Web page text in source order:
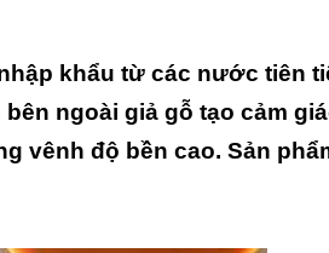
khẩu từ các nước tiên
ngoài giả gỗ tạo cảm
vênh độ bền cao. Sản